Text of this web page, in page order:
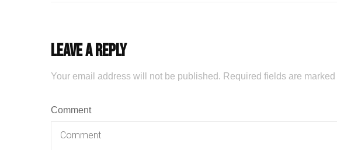
Leave a Reply
Your email address will not be published. Required fields are marked
Comment